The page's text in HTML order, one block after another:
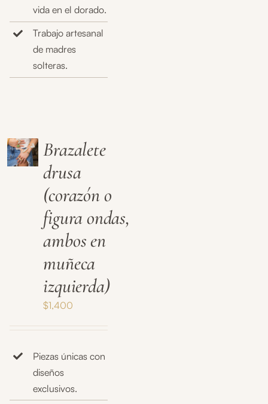
vida en el dorado.
Trabajo artesanal
de madres
solteras.
Brazalete
drusa
(corazón o
figura ondas,
ambos en
muñeca
izquierda)
$1,400
Piezas únicas con
diseños
exclusivos.